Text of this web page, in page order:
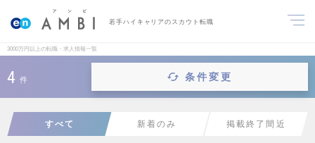
若手ハイキャリアのスカウト転職
3000万円以上の転職・求人情報一覧
4 件 条件変更
すべて 新着のみ 掲載終了間近